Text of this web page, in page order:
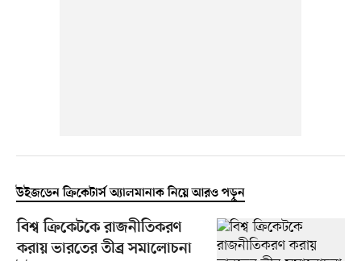
উইজডেন ক্রিকেটার্স অ্যালমানাক নিয়ে আরও পড়ুন
বিশ্ব ক্রিকেটকে রাজনীতিকরণ
করায় ভারতের তীব্র সমালোচনা